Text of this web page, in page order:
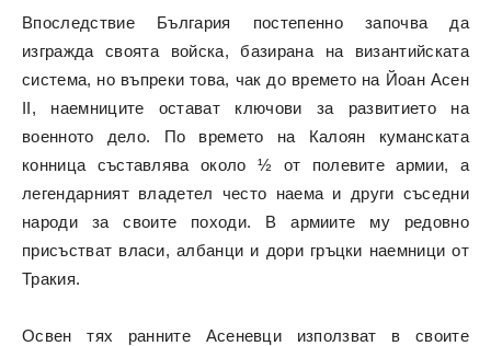
Впоследствие България постепенно започва да
изгражда своята войска, базирана на византийската
система, но въпреки това, чак до времето на Йоан Асен
II, наемниците остават ключови за развитието на
военното дело. По времето на Калоян куманската
конница съставлява около ½ от полевите армии, а
легендарният владетел често наема и други съседни
народи за своите походи. В армиите му редовно
присъстват власи, албанци и дори гръцки наемници от
Тракия.
Освен тях ранните Асеневци използват в своите